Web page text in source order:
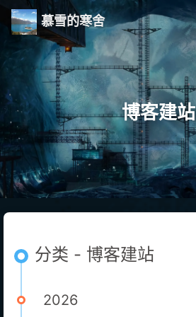
慕雪的寒舍
博客建站
分类 - 博客建站
2026